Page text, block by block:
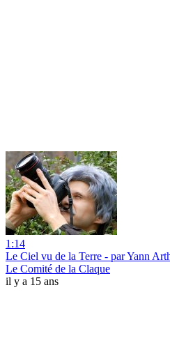
1:14
Le Ciel vu de la Terre - par Yann
Le Comité de la Claque
il y a 15 ans